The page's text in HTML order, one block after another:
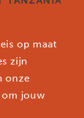
op maat
zijn
onze
om jouw